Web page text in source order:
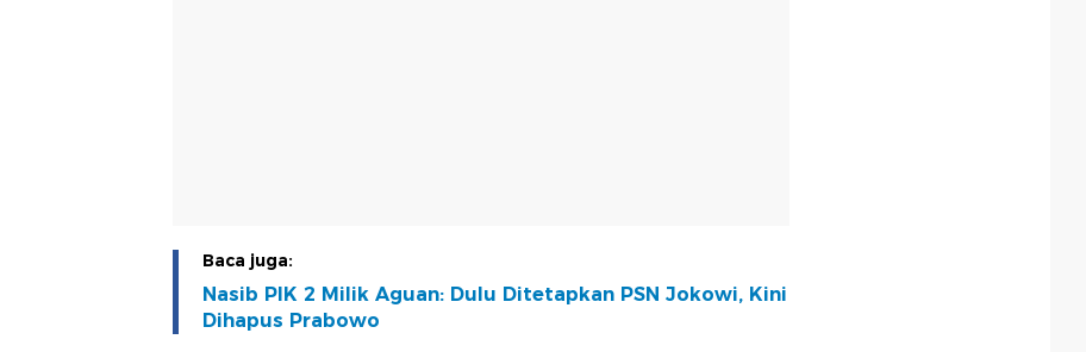
Baca juga:
Nasib PIK 2 Milik Aguan: Dulu Ditetapkan PSN Jokowi, Kini
Dihapus Prabowo